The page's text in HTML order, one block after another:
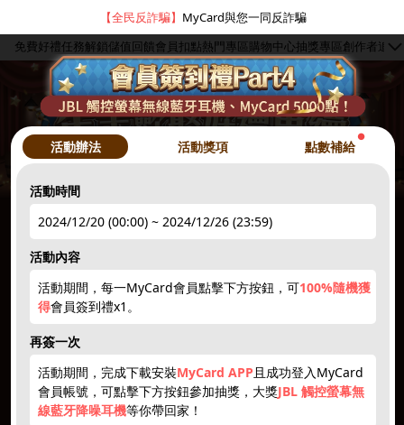
【全民反詐騙】 MyCard與您一同反詐騙
●
簽到禮1 註冊領點數 下載APP 限量50點 抽10000點
hot
5~3000點
hot
抽iPhone 點數補給
new
贈紅利
new
1212刮刮卡
免費好禮任務解鎖儲值回饋會員扣點熱門專區購物中心抽獎專區 創作者追
活動辦法 活動獎項 點數補給
●
活動時間
2024/12/20 (00:00) ~ 2024/12/26 (23:59)
活動內容
活動期間，每一MyCard會員點擊下方按鈕，可100%隨機獲
得會員簽到禮x1。
再簽一次
活動期間，完成下載安裝MyCard APP且成功登入MyCard
會員帳號，可點擊下方按鈕參加抽獎，大獎JBL 觸控螢幕無
線藍牙降噪耳機等你帶回家！